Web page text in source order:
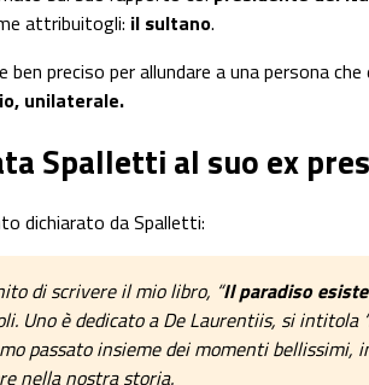
attribuitogli: il sultano.
ben preciso per allundare a una persona
unilaterale.
Spalletti al suo ex
dichiarato da Spalletti:
di scrivere il mio libro, “Il paradiso
Uno è dedicato a De Laurentiis, si intitola ‘
passato insieme dei momenti
nella nostra storia.